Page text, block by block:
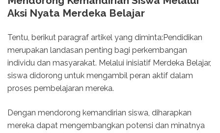
Aksi Nyata Merdeka Belajar
Tentu, berikut paragraf artikel yang diminta:Pendidikan
merupakan landasan penting bagi perkembangan
individu dan masyarakat. Melalui inisiatif Merdeka Belajar,
siswa didorong untuk mengambil peran aktif dalam
proses pembelajaran mereka.
Dengan mendorong kemandirian siswa, diharapkan
mereka dapat mengembangkan potensi dan minatnya